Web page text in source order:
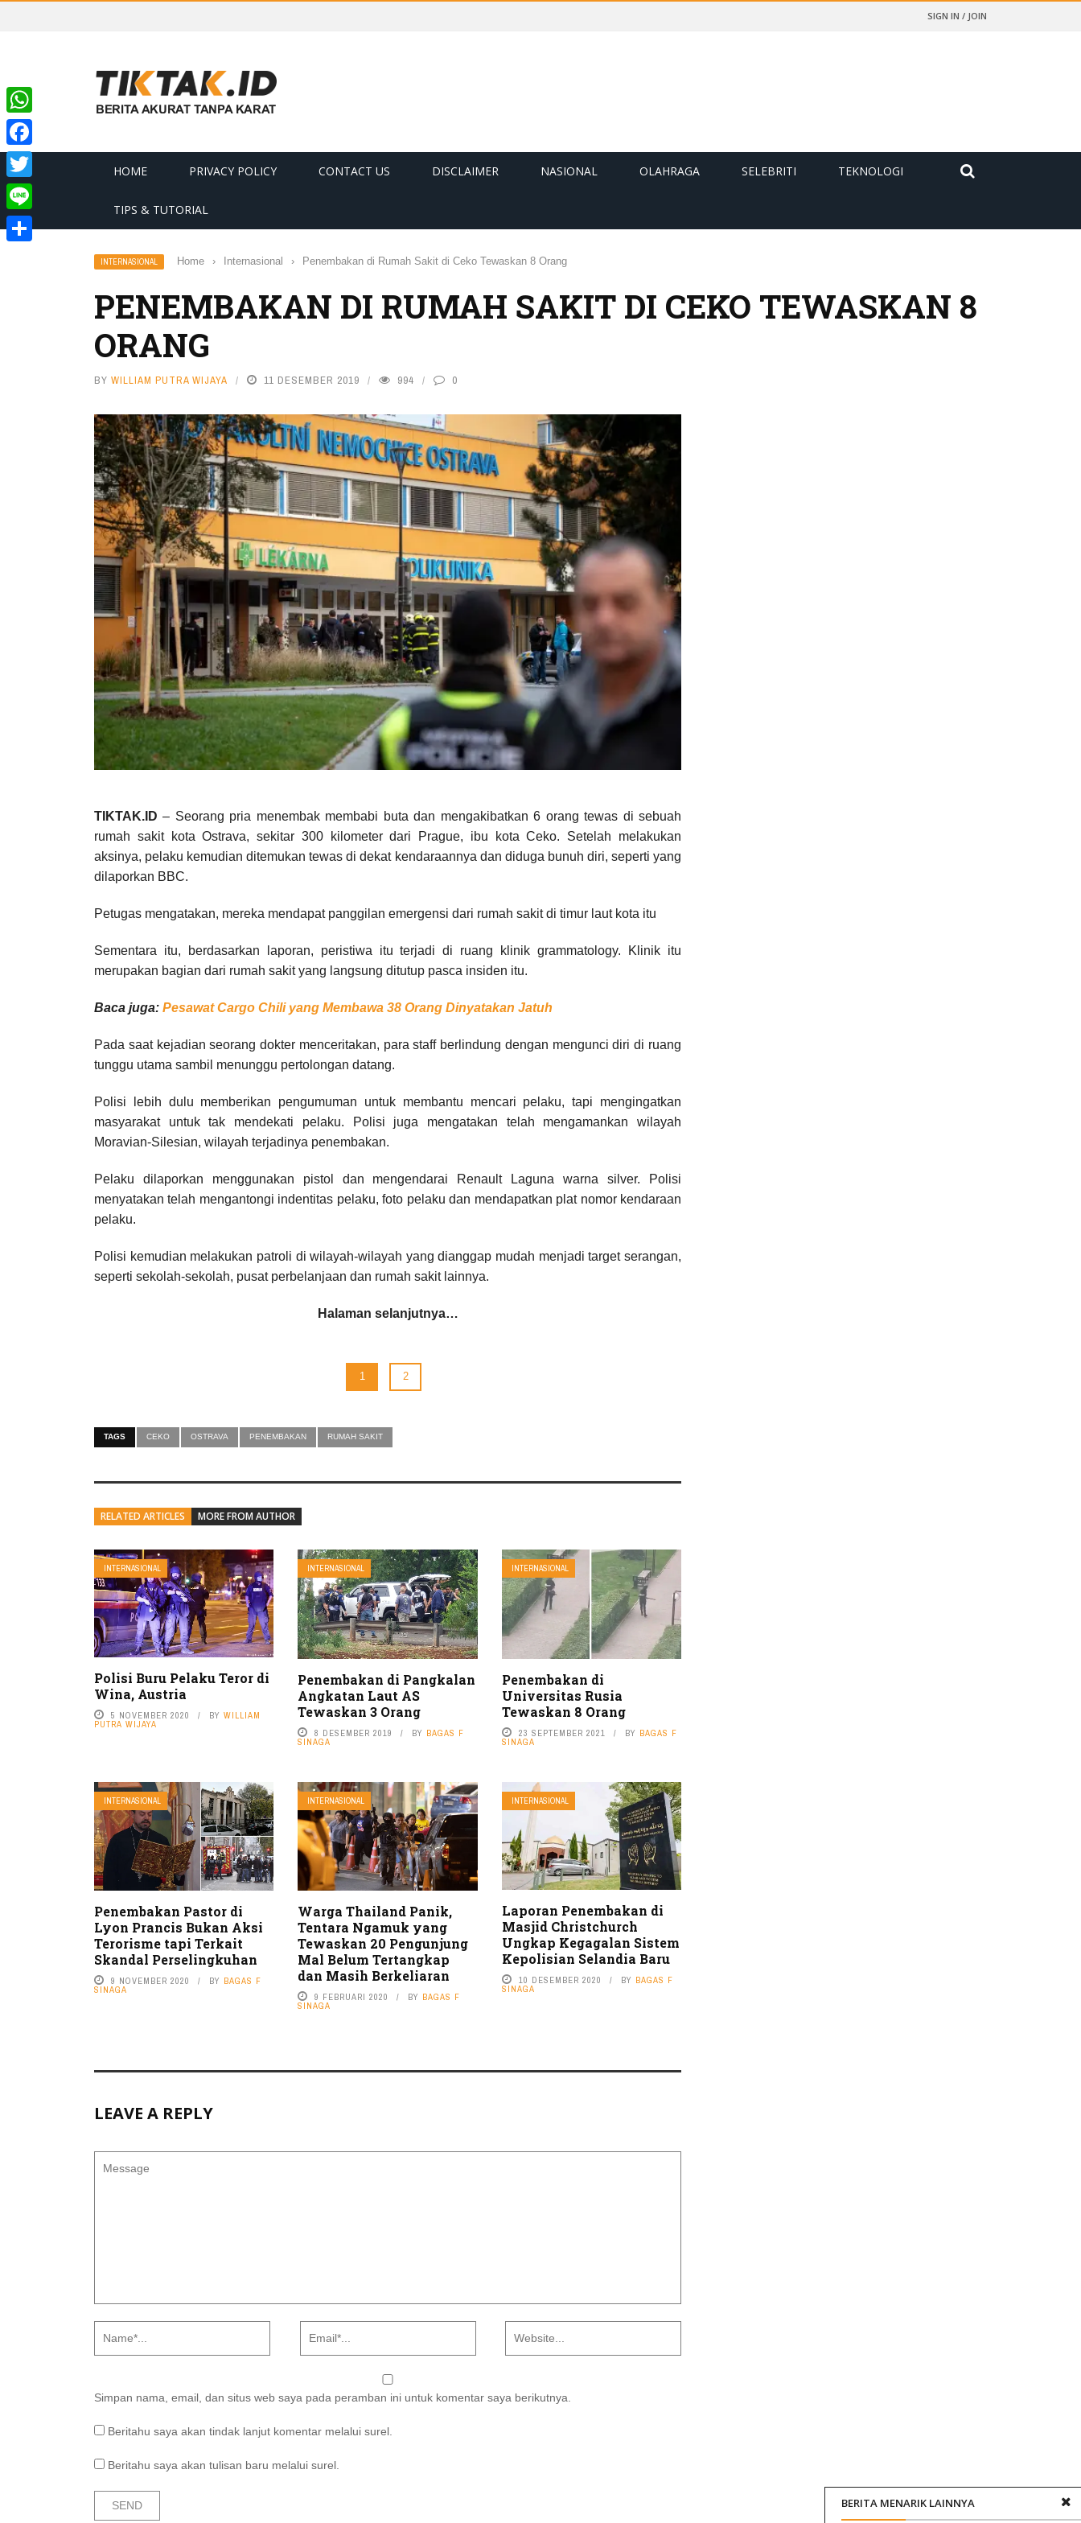
SIGN IN / JOIN
HOME PRIVACY POLICY CONTACT US DISCLAIMER NASIONAL OLAHRAGA SELEBRITI TEKNOLOGI
TIPS & TUTORIAL
INTERNASIONAL Home › Internasional › Penembakan di Rumah Sakit di Ceko Tewaskan 8 Orang
PENEMBAKAN DI RUMAH SAKIT DI CEKO TEWASKAN 8
ORANG
BY WILLIAM PUTRA WIJAYA 11 DESEMBER 2019 994 0
TIKTAK.ID – Seorang pria menembak membabi buta dan mengakibatkan 6 orang tewas di sebuah
rumah sakit kota Ostrava, sekitar 300 kilometer dari Prague, ibu kota Ceko. Setelah melakukan
aksinya, pelaku kemudian ditemukan tewas di dekat kendaraannya dan diduga bunuh diri, seperti yang
dilaporkan BBC.
Petugas mengatakan, mereka mendapat panggilan emergensi dari rumah sakit di timur laut kota itu
Sementara itu, berdasarkan laporan, peristiwa itu terjadi di ruang klinik grammatology. Klinik itu
merupakan bagian dari rumah sakit yang langsung ditutup pasca insiden itu.
Baca juga: Pesawat Cargo Chili yang Membawa 38 Orang Dinyatakan Jatuh
Pada saat kejadian seorang dokter menceritakan, para staff berlindung dengan mengunci diri di ruang
tunggu utama sambil menunggu pertolongan datang.
Polisi lebih dulu memberikan pengumuman untuk membantu mencari pelaku, tapi mengingatkan
masyarakat untuk tak mendekati pelaku. Polisi juga mengatakan telah mengamankan wilayah
Moravian-Silesian, wilayah terjadinya penembakan.
Pelaku dilaporkan menggunakan pistol dan mengendarai Renault Laguna warna silver. Polisi
menyatakan telah mengantongi indentitas pelaku, foto pelaku dan mendapatkan plat nomor kendaraan
pelaku.
Polisi kemudian melakukan patroli di wilayah-wilayah yang dianggap mudah menjadi target serangan,
seperti sekolah-sekolah, pusat perbelanjaan dan rumah sakit lainnya.
Halaman selanjutnya…
1 2
TAGS CEKO OSTRAVA PENEMBAKAN RUMAH SAKIT
RELATED ARTICLES MORE FROM AUTHOR
INTERNASIONAL
Polisi Buru Pelaku Teror di
Wina, Austria
5 NOVEMBER 2020 BY WILLIAM
PUTRA WIJAYA
INTERNASIONAL
Penembakan di Pangkalan
Angkatan Laut AS
Tewaskan 3 Orang
8 DESEMBER 2019 BY BAGAS F
SINAGA
INTERNASIONAL
Penembakan di
Universitas Rusia
Tewaskan 8 Orang
23 SEPTEMBER 2021 BY BAGAS F
SINAGA
INTERNASIONAL
Penembakan Pastor di
Lyon Prancis Bukan Aksi
Terorisme tapi Terkait
Skandal Perselingkuhan
9 NOVEMBER 2020 BY BAGAS F
SINAGA
INTERNASIONAL
Warga Thailand Panik,
Tentara Ngamuk yang
Tewaskan 20 Pengunjung
Mal Belum Tertangkap
dan Masih Berkeliaran
9 FEBRUARI 2020 BY BAGAS F
SINAGA
INTERNASIONAL
Laporan Penembakan di
Masjid Christchurch
Ungkap Kegagalan Sistem
Kepolisian Selandia Baru
10 DESEMBER 2020 BY BAGAS F
SINAGA
LEAVE A REPLY
Simpan nama, email, dan situs web saya pada peramban ini untuk komentar saya berikutnya.
Beritahu saya akan tindak lanjut komentar melalui surel.
Beritahu saya akan tulisan baru melalui surel.
BERITA MENARIK LAINNYA
WhatsApp
Facebook
Twitter
Line